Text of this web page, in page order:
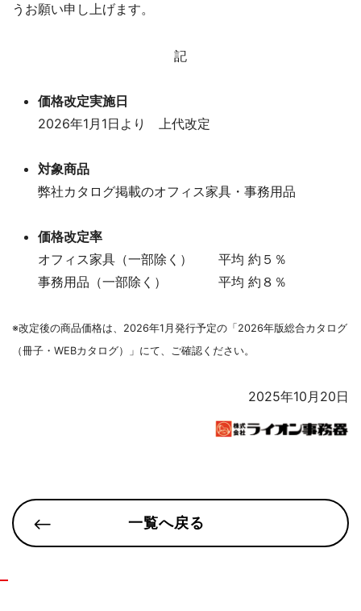
うお願い申し上げます。
記
価格改定実施日
2026年1月1日より 上代改定
対象商品
弊社カタログ掲載のオフィス家具・事務用品
価格改定率
オフィス家具（一部除く） 平均 約５％
事務用品（一部除く） 平均 約８％
※改定後の商品価格は、2026年1月発行予定の「2026年版総合カタログ
（冊子・WEBカタログ）」にて、ご確認ください。
2025年10月20日
一覧へ戻る